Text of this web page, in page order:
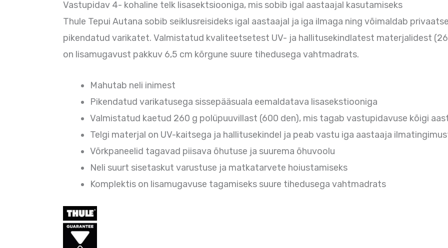
Vastupidav 4- kohaline telk lisasektsiooniga, mis sobib igal aastaajal kasutamiseks
Thule Tepui Autana sobib seiklusreisideks igal aastaajal ja iga ilmaga ning võimaldab
pikendatud varikatet. Valmistatud kvaliteetsetest UV- ja hallitusekindlatest materjalidest
on lisamugavust pakkuv 6,5 cm kõrgune suure tihedusega vahtmadrats.
Mahutab neli inimest
Pikendatud varikatusega sissepääsuala eemaldatava lisasekstiooniga
Valmistatud kaetud 260 g polüpuuvillast (600 den), mis tagab vastupidavuse kõigi
Telgi materjal on UV-kaitsega ja hallitusekindel ja peab vastu iga aastaaja
Võrkpaneelid tagavad piisava õhutuse ja suurema õhuvoolu
Neli suurt sisetaskut varustuse ja matkatarvete hoiustamiseks
Komplektis on lisamugavuse tagamiseks suure tihedusega vahtmadrats